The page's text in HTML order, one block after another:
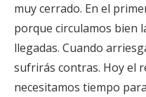
muy cerrado. En el
porque circulamos bien
llegadas. Cuando
sufrirás contras. Hoy el
necesitamos tiempo